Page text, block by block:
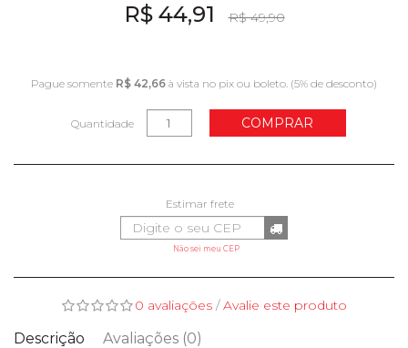
R$ 49,90
R$ 44,91
Pague somente R$ 42,66 à vista no pix ou boleto. (5% de desconto)
Quantidade COMPRAR
Não sei meu CEP
0 avaliações/Avalie este produto
Descrição Avaliações (0)